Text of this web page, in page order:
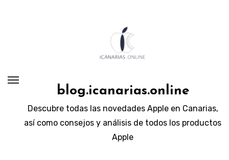
blog.icanarias.online
Descubre todas las novedades Apple en Canarias,
así como consejos y análisis de todos los productos
Apple